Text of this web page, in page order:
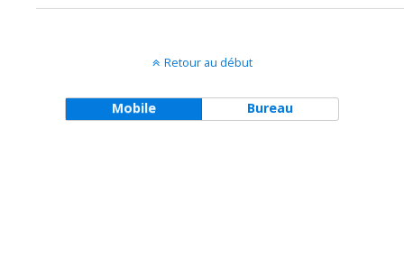
Retour au début
Mobile Bureau